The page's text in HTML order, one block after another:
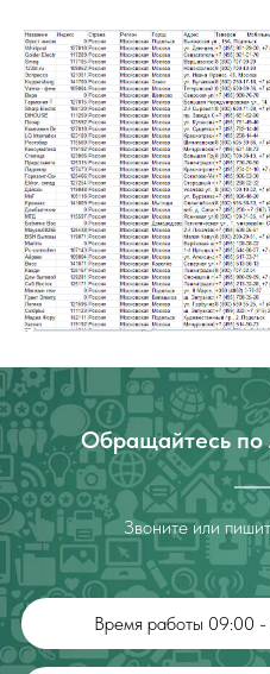
Обращайтесь
Звоните или
Время работы 09:00